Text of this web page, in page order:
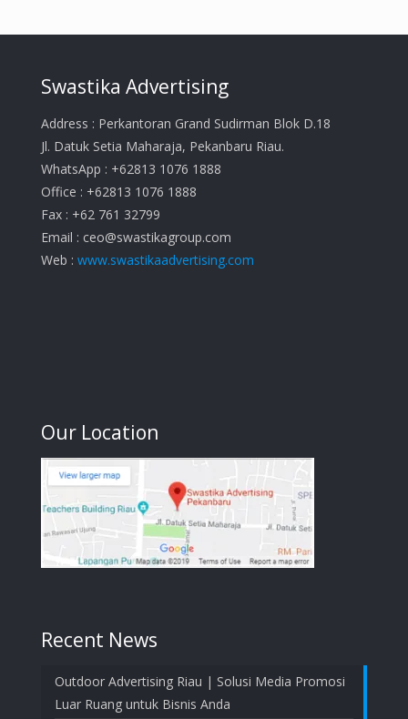
Swastika Advertising
Address : Perkantoran Grand Sudirman Blok D.18
Jl. Datuk Setia Maharaja, Pekanbaru Riau.
WhatsApp : +62813 1076 1888
Office : +62813 1076 1888
Fax : +62 761 32799
Email : ceo@swastikagroup.com
Web : www.swastikaadvertising.com
Our Location
Recent News
Outdoor Advertising Riau | Solusi Media Promosi
Luar Ruang untuk Bisnis Anda